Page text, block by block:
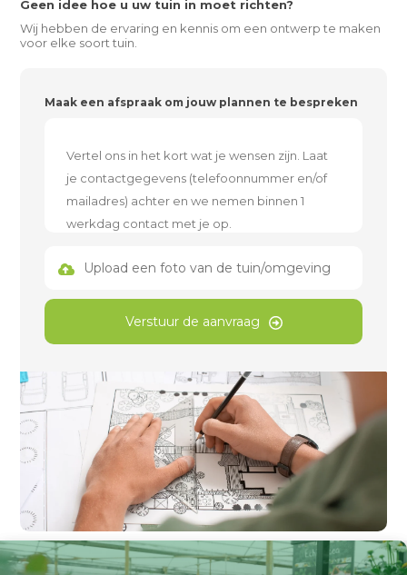
Geen idee hoe u uw tuin in moet richten?
Wij hebben de ervaring en kennis om een ontwerp te maken
voor elke soort tuin.
Maak een afspraak om jouw plannen te bespreken
Upload een foto van de tuin/omgeving
Verstuur de aanvraag